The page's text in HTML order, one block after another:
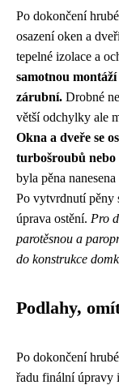
Po dokončení
osazení oken a
tepelné izolace a
samotnou
zárubní. Drobné
větší odchylky ale
Okna a dveře se
turbošroubů nebo
byla pěna
Po vytvrdnutí pěny
úprava ostění. Pro
parotěsnou a
do konstrukce
Podlahy,
Po dokončení
řadu finální úpravy